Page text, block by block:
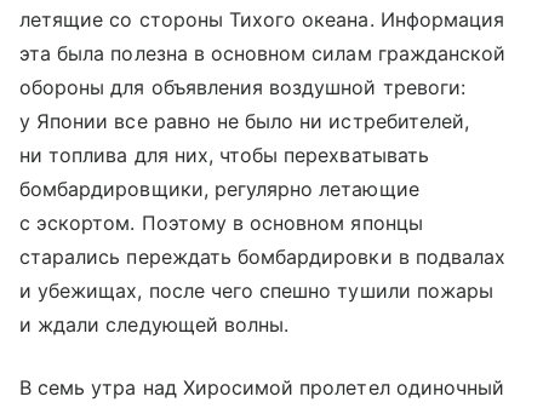
летящие со стороны Тихого океана. Информация
эта была полезна в основном силам гражданской
обороны для объявления воздушной тревоги:
у Японии все равно не было ни истребителей,
ни топлива для них, чтобы перехватывать
бомбардировщики, регулярно летающие
с эскортом. Поэтому в основном японцы
старались переждать бомбардировки в подвалах
и убежищах, после чего спешно тушили пожары
и ждали следующей волны.
В семь утра над Хиросимой пролетел одиночный